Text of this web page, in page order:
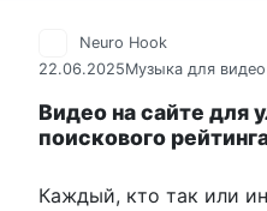
Neuro Hook
22.06.2025Музыка для видео
Видео на сайте для
поискового
Каждый, кто так или